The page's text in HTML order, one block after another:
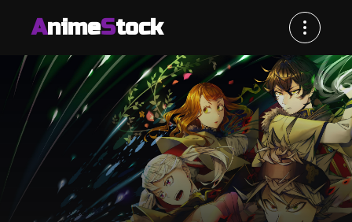
AnimeStock